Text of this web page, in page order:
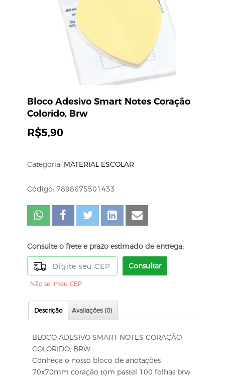
Bloco Adesivo Smart Notes Coração
Colorido, Brw
R$5,90
Categoria: MATERIAL ESCOLAR
Código: 7898675501433
Consulte o frete e prazo estimado de entrega:
Consultar
Não sei meu CEP
Descrição Avaliações (0)
BLOCO ADESIVO SMART NOTES CORAÇÃO
COLORIDO, BRW :
Conheça o nosso bloco de anotações
70x70mm coração tom pastel 100 folhas brw